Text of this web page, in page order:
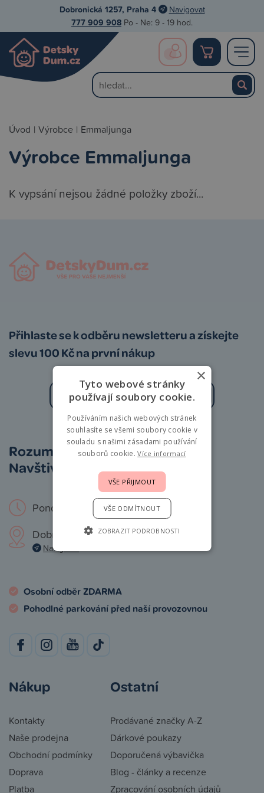
Dobronická 1257, Praha 4 Navigovat
777 909 908 Po - Ne: 9 - 19 hod.
Úvod | Výrobce | Emmaljunga
Výrobce Emmaljunga
K vypsání nejsou žádné položky zboží...
Přihlaste se k odběru newsletteru a získejte
slevu 100 Kč na první nákup
Zásady zpracování osobních údajů
Rozumíme vám i miminkům.
Navštivte nás osobně!
Pondělí – Neděle: 9 – 19 hod.
Dobronická 1257, Praha 4
Navigovat
Osobní odběr ZDARMA
Pohodlné parkování před naší provozovnou
Nákup
Kontakty
Naše prodejna
Obchodní podmínky
Doprava
Platba
Ostatní
Prodávané značky A-Z
Dárkové poukazy
Doporučená výbavička
Blog - články a recenze
Zpracování osobních údajů
×
Tyto webové stránky
používají soubory cookie.
Používáním našich webových stránek
souhlasíte se všemi soubory cookie v
souladu s našimi zásadami používání
souborů cookie.Více informací
VŠE PŘIJMOUT
VŠE ODMÍTNOUT
ZOBRAZIT PODROBNOSTI